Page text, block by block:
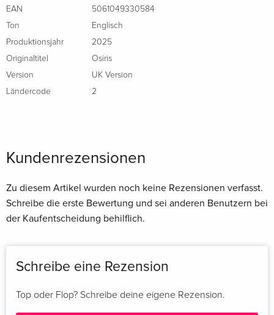
EAN
5061049330584
Ton
Englisch
Produktionsjahr
2025
Originaltitel
Osiris
Version
UK Version
Ländercode
2
Kundenrezensionen
Zu diesem Artikel wurden noch keine Rezensionen verfasst.
Schreibe die erste Bewertung und sei anderen Benutzern bei
der Kaufentscheidung behilflich.
Schreibe eine Rezension
Top oder Flop? Schreibe deine eigene Rezension.